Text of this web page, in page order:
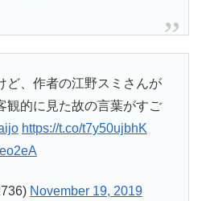
ど、作者の江野スミさんが
観的に見た故の言葉がすご
https://t.co/t7y50ujbhK
November 19, 2019